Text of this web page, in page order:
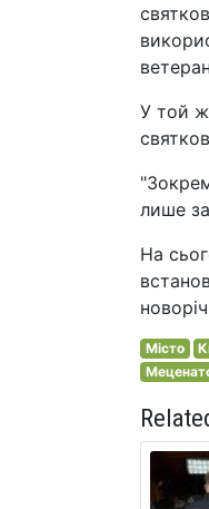
У той
лише
На
Місто